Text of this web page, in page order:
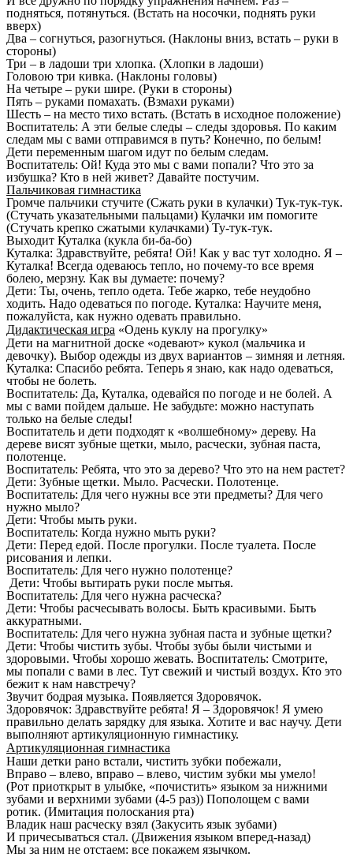
подняться, потянуться. (Встать на носочки, поднять руки
вверх)
Два – согнуться, разогнуться. (Наклоны вниз, встать – руки в
стороны)
Три – в ладоши три хлопка. (Хлопки в ладоши)
Головою три кивка. (Наклоны головы)
На четыре – руки шире. (Руки в стороны)
Пять – руками помахать. (Взмахи руками)
Шесть – на место тихо встать. (Встать в исходное положение)
Воспитатель: А эти белые следы – следы здоровья. По каким
следам мы с вами отправимся в путь? Конечно, по белым!
Дети переменным шагом идут по белым следам.
Воспитатель: Ой! Куда это мы с вами попали? Что это за
избушка? Кто в ней живет? Давайте постучим.
Пальчиковая гимнастика
Громче пальчики стучите (Сжать руки в кулачки) Тук-тук-тук.
(Стучать указательными пальцами) Кулачки им помогите
(Стучать крепко сжатыми кулачками) Ту-тук-тук.
Выходит Куталка (кукла би-ба-бо)
Куталка: Здравствуйте, ребята! Ой! Как у вас тут холодно. Я –
Куталка! Всегда одеваюсь тепло, но почему-то все время
болею, мерзну. Как вы думаете: почему?
Дети: Ты, очень, тепло одета. Тебе жарко, тебе неудобно
ходить. Надо одеваться по погоде. Куталка: Научите меня,
пожалуйста, как нужно одевать правильно.
Дидактическая игра «Одень куклу на прогулку»
Дети на магнитной доске «одевают» кукол (мальчика и
девочку). Выбор одежды из двух вариантов – зимняя и летняя.
Куталка: Спасибо ребята. Теперь я знаю, как надо одеваться,
чтобы не болеть.
Воспитатель: Да, Куталка, одевайся по погоде и не болей. А
мы с вами пойдем дальше. Не забудьте: можно наступать
только на белые следы!
Воспитатель и дети подходят к «волшебному» дереву. На
дереве висят зубные щетки, мыло, расчески, зубная паста,
полотенце.
Воспитатель: Ребята, что это за дерево? Что это на нем растет?
Дети: Зубные щетки. Мыло. Расчески. Полотенце.
Воспитатель: Для чего нужны все эти предметы? Для чего
нужно мыло?
Дети: Чтобы мыть руки.
Воспитатель: Когда нужно мыть руки?
Дети: Перед едой. После прогулки. После туалета. После
рисования и лепки.
Воспитатель: Для чего нужно полотенце?
Дети: Чтобы вытирать руки после мытья.
Воспитатель: Для чего нужна расческа?
Дети: Чтобы расчесывать волосы. Быть красивыми. Быть
аккуратными.
Воспитатель: Для чего нужна зубная паста и зубные щетки?
Дети: Чтобы чистить зубы. Чтобы зубы были чистыми и
здоровыми. Чтобы хорошо жевать. Воспитатель: Смотрите,
мы попали с вами в лес. Тут свежий и чистый воздух. Кто это
бежит к нам навстречу?
Звучит бодрая музыка. Появляется Здоровячок.
Здоровячок: Здравствуйте ребята! Я – Здоровячок! Я умею
правильно делать зарядку для языка. Хотите и вас научу. Дети
выполняют артикуляционную гимнастику.
Артикуляционная гимнастика
Наши детки рано встали, чистить зубки побежали,
Вправо – влево, вправо – влево, чистим зубки мы умело!
(Рот приоткрыт в улыбке, «почистить» языком за нижними
зубами и верхними зубами (4-5 раз)) Пополощем с вами
ротик. (Имитация полоскания рта)
Владик наш расческу взял (Закусить язык зубами)
И причесываться стал. (Движения языком вперед-назад)
Мы за ним не отстаем: все покажем язычком.